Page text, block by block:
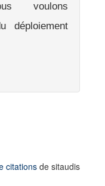
voulons
déploiement
citations de sitaudis